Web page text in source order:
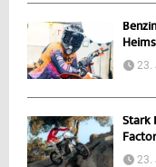
23.
Stark
23.